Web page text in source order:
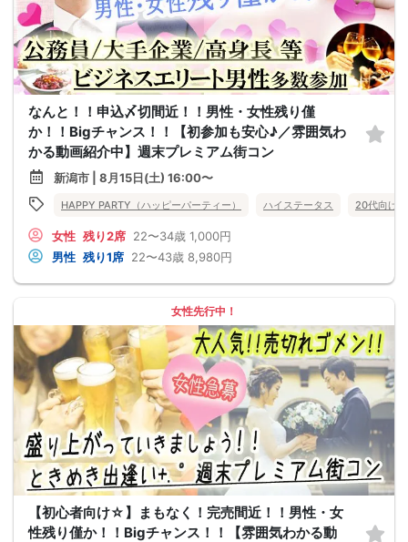
なんと！！申込〆切間近！！男性・女性残り僅
か！！Bigチャンス！！【初参加も安心♪／雰囲気わ
かる動画紹介中】週末プレミアム街コン
新潟市 | 8月15日(土) 16:00〜
HAPPY PARTY（ハッピーパーティー） ハイステータス 20代向け
女性 残り2席 22〜34歳 1,000円
男性 残り1席 22〜43歳 8,980円
女性先行中！
【初心者向け☆】まもなく！完売間近！！男性・女
性残り僅か！！Bigチャンス！！【雰囲気わかる動